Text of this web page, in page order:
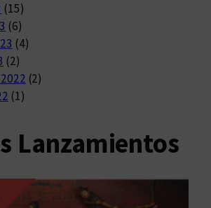
(15)
(6)
(4)
(2)
(2)
(1)
Lanzamientos